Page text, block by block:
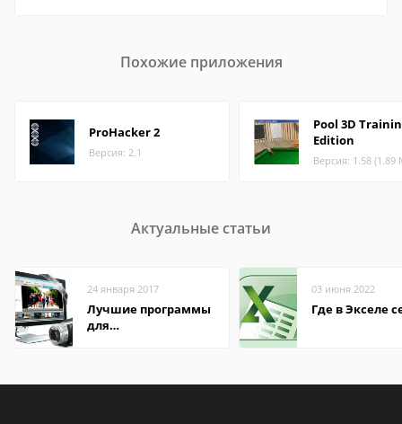
Похожие приложения
ProHacker 2
Версия: 2.1
Pool 3D
Edition
Версия: 1.58 (1.89
Актуальные статьи
24 января 2017
Лучшие программы
для
03 июня 2022
Где в Экселе